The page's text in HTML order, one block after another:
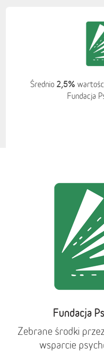
Średnio 2,5%
Fundacja
Fundacja
Zebrane środki
wsparcie